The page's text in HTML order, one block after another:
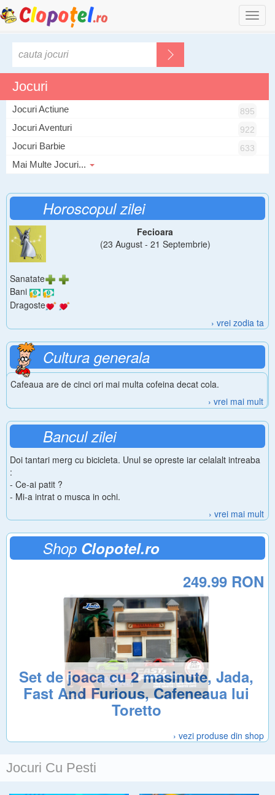
Jocuri
Jocuri Actiune 895
Jocuri Aventuri 922
Jocuri Barbie 633
Mai Multe Jocuri...
Horoscopul zilei
Fecioara
(23 August - 21 Septembrie)
Sanatate
Bani
Dragoste
› vrei zodia ta
Cultura generala
Cafeaua are de cinci ori mai multa cofeina decat cola.
› vrei mai mult
Bancul zilei
Doi tantari merg cu bicicleta. Unul se opreste iar celalalt intreaba
:
- Ce-ai patit ?
- Mi-a intrat o musca in ochi.
› vrei mai mult
Shop Clopotel.ro
Set de joaca cu 2 masinute, Jada,
Fast And Furious, Cafeneaua lui
Toretto
249.99 RON
› vezi produse din shop
Jocuri Cu Pesti